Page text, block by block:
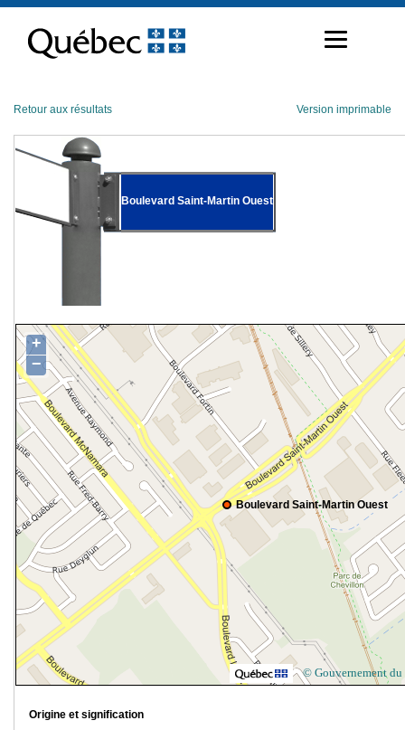
contenu
Retour aux résultats Version imprimable
Boulevard Saint-Martin Ouest
Boulevard Saint-Martin Ouest
+
−
© Gouvernement du
Origine et signification